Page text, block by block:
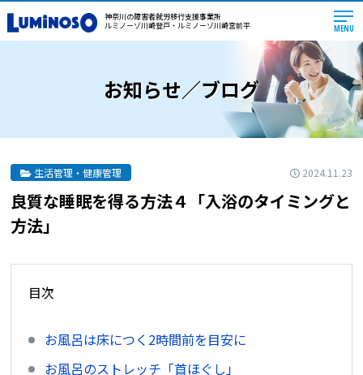
神奈川の障害者就労移行支援事業所
ルミノーゾ川崎登戸・ルミノーゾ川崎宮前平
MENU
お知らせ／ブログ
生活管理・健康管理 2024.11.23
良質な睡眠を得る方法４「入浴のタイミングと
方法」
目次
お風呂は床につく2時間前を目安に
お風呂のストレッチ「首ほぐし」